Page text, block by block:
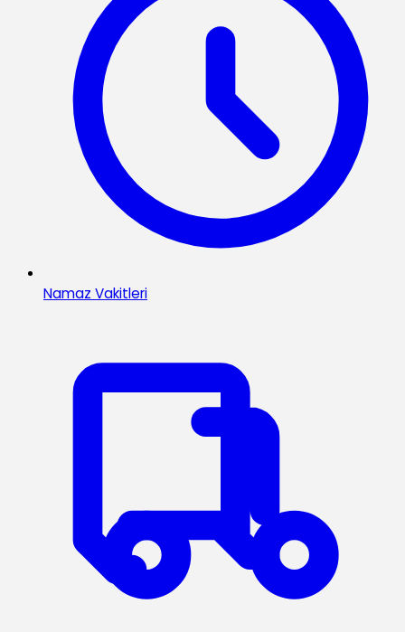
Namaz Vakitleri